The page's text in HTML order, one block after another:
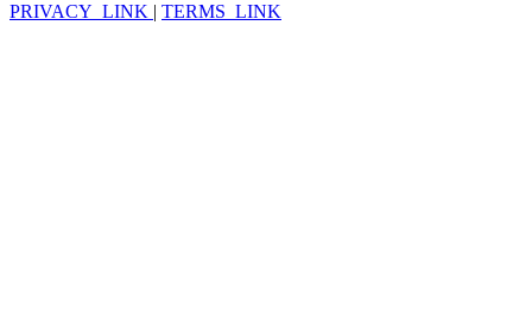
PRIVACY_LINK | TERMS_LINK